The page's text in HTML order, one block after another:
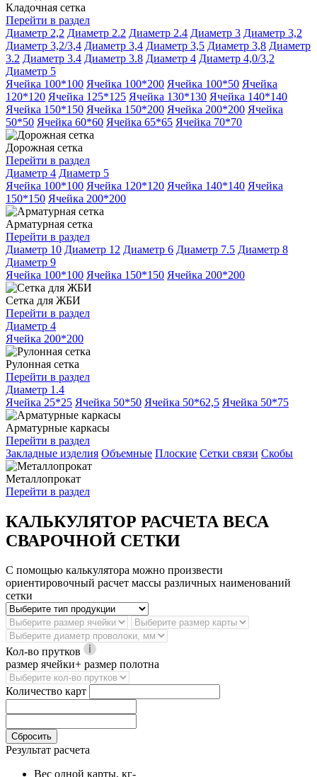
Кладочная сетка
Перейти в раздел
Диаметр 2,2 Диаметр 2.2 Диаметр 2.4 Диаметр 3 Диаметр 3,2
Диаметр 3,2/3,4 Диаметр 3,4 Диаметр 3,5 Диаметр 3,8 Диаметр
3.2 Диаметр 3.4 Диаметр 3.8 Диаметр 4 Диаметр 4,0/3,2
Диаметр 5
Ячейка 100*100 Ячейка 100*200 Ячейка 100*50 Ячейка
120*120 Ячейка 125*125 Ячейка 130*130 Ячейка 140*140
Ячейка 150*150 Ячейка 150*200 Ячейка 200*200 Ячейка
50*50 Ячейка 60*60 Ячейка 65*65 Ячейка 70*70
Дорожная сетка
Перейти в раздел
Диаметр 4 Диаметр 5
Ячейка 100*100 Ячейка 120*120 Ячейка 140*140 Ячейка
150*150 Ячейка 200*200
Арматурная сетка
Перейти в раздел
Диаметр 10 Диаметр 12 Диаметр 6 Диаметр 7.5 Диаметр 8
Диаметр 9
Ячейка 100*100 Ячейка 150*150 Ячейка 200*200
Сетка для ЖБИ
Перейти в раздел
Диаметр 4
Ячейка 200*200
Рулонная сетка
Перейти в раздел
Диаметр 1.4
Ячейка 25*25 Ячейка 50*50 Ячейка 50*62,5 Ячейка 50*75
Арматурные каркасы
Перейти в раздел
Закладные изделия Объемные Плоские Сетки связи Скобы
Металлопрокат
Перейти в раздел
КАЛЬКУЛЯТОР РАСЧЕТА ВЕСА
СВАРОЧНОЙ СЕТКИ
С помощью калькулятора можно произвести
ориентировочный расчет массы различных наименований
сетки
Кол-во прутков
размер ячейки+ размер полотна
Количество карт
Сбросить
Результат расчета
Вес одной карты, кг-